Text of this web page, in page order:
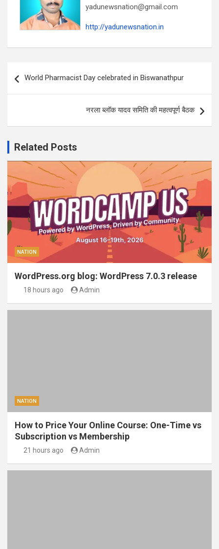
yadunewsnation@gmail.com
http://yadunewsnation.in
navigation
World Pharmacist Day celebrated in Biswanathpur
नरला ब्लॉक यादव समिति की महत्वपूर्ण बैठक
Related Posts
NATION
WordPress.org blog: WordPress 7.0.3 release
18 hours ago Admin
NATION
How to Price Your Online Course: One-Time vs
Subscription vs Membership
21 hours ago Admin